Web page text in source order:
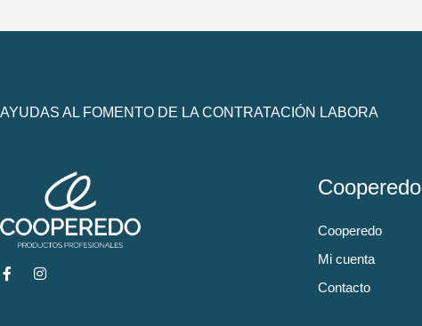
AYUDAS AL FOMENTO DE LA CONTRATACIÓN LABORA
Cooperedo
Cooperedo
Mi cuenta
Contacto